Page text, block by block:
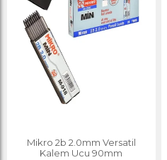
Mikro 2b 2.0mm Versatil
Kalem Ucu 90mm